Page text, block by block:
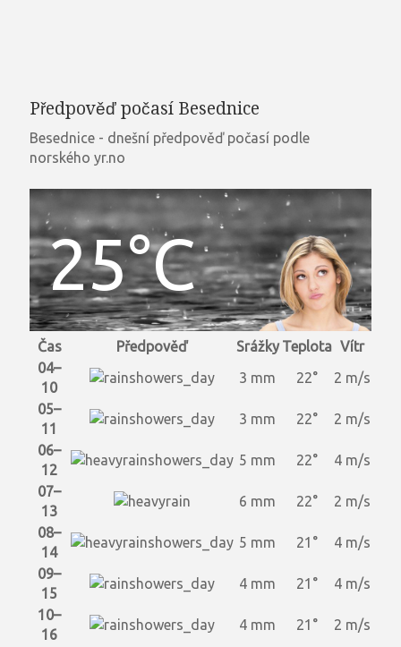
Předpověď počasí Besednice
Besednice - dnešní předpověď počasí podle
norského yr.no
25°C
Čas Předpověď Srážky Teplota Vítr
04–
10
3 mm 22°
2 m/s
05–
11
3 mm 22°
2 m/s
06–
12
5 mm 22°
4 m/s
07–
13
6 mm 22°
2 m/s
08–
14
5 mm 21°
4 m/s
09–
15
4 mm 21°
4 m/s
10–
16
4 mm 21°
2 m/s